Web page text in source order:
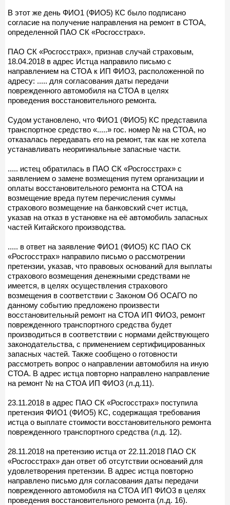
В этот же день ФИО1 (ФИО5) КС было подписано
согласие на получение направления на ремонт в СТОА,
определенной ПАО СК «Росгосстрах».
ПАО СК «Росгосстрах», признав случай страховым,
18.04.2018 в адрес Истца направило письмо с
направлением на СТОА к ИП ФИО3, расположенной по
адресу: ..... для согласования даты передачи
поврежденного автомобиля на СТОА в целях
проведения восстановительного ремонта.
Судом установлено, что ФИО1 (ФИО5) КС представила
транспортное средство «.....» гос. номер № на СТОА, но
отказалась передавать его на ремонт, так как не хотела
устанавливать неоригинальные запасные части.
..... истец обратилась в ПАО СК «Росгосстрах» с
заявлением о замене возмещения путем организации и
оплаты восстановительного ремонта на СТОА на
возмещение вреда путем перечисления суммы
страхового возмещение на банковский счет истца,
указав на отказ в установке на её автомобиль запасных
частей Китайского производства.
..... в ответ на заявление ФИО1 (ФИО5) КС ПАО СК
«Росгосстрах» направило письмо о рассмотрении
претензии, указав, что правовых оснований для выплаты
страхового возмещения денежными средствами не
имеется, в целях осуществления страхового
возмещения в соответствии с Законом Об ОСАГО по
данному событию предложено произвести
восстановительный ремонт на СТОА ИП ФИО3, ремонт
поврежденного транспортного средства будет
производиться в соответствии с нормами действующего
законодательства, с применением сертифицированных
запасных частей. Также сообщено о готовности
рассмотреть вопрос о направлении автомобиля на иную
СТОА. В адрес истца повторно направлено направление
на ремонт № на СТОА ИП ФИО3 (л.д.11).
23.11.2018 в адрес ПАО СК «Росгосстрах» поступила
претензия ФИО1 (ФИО5) КС, содержащая требования
истца о выплате стоимости восстановительного ремонта
поврежденного транспортного средства (л.д. 12).
28.11.2018 на претензию истца от 22.11.2018 ПАО СК
«Росгосстрах» дан ответ об отсутствии оснований для
удовлетворения претензии. В адрес истца повторно
направлено письмо для согласования даты передачи
поврежденного автомобиля на СТОА ИП ФИО3 в целях
проведения восстановительного ремонта (л.д. 16).